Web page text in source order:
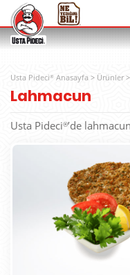
Usta Pideci® Anasayfa > Ürünler >
Lahmacun
Usta Pideci®’de